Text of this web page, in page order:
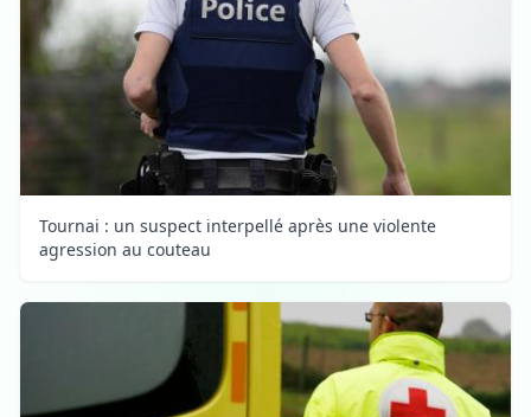
Tournai : un suspect interpellé après une violente
agression au couteau